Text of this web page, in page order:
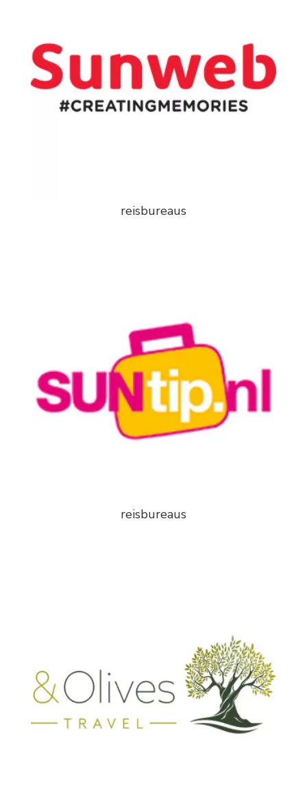
reisbureaus
reisbureaus